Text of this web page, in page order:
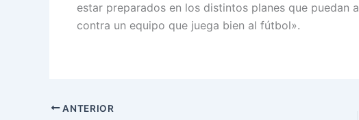
estar preparados en los distintos planes que
contra un equipo que juega bien al fútbol».
ANTERIOR